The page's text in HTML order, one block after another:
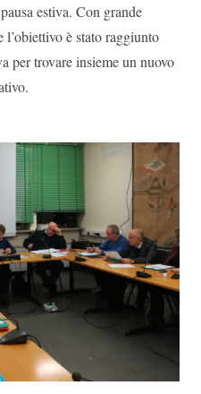
estiva. Con grande
è stato raggiunto
per trovare insieme un nuovo